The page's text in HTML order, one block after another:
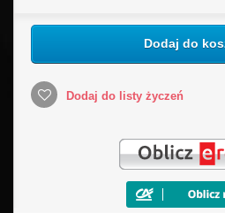
Dodaj do
Dodaj do listy życzeń